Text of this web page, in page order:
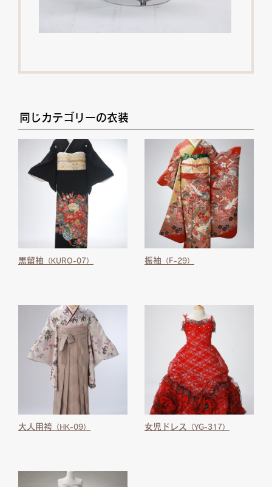
同じカテゴリーの衣装
黒留袖 （KURO-07） 振袖 （F-29）
大人用袴 （HK-09） 女児ドレス （YG-317）